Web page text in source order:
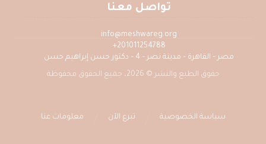
تواصل معنا
info@meshwareg.org
201011254788+
مصر – القاهرة – مدينة نصر – 4 – دكتور حسن إبراهيم حسن
حقوق الطبع والنشر © 2026، جميع الحقوق محفوظة
سياسة الخصوصية تبرع الآن معلومات عنا